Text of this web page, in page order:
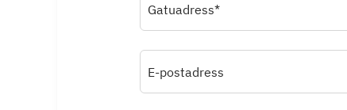
Gatuadress*
E-postadress